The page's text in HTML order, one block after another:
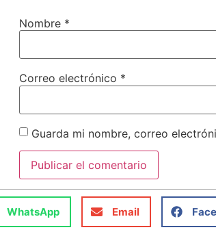
Nombre *
Correo electrónico *
Guarda mi nombre, correo
WhatsApp Email